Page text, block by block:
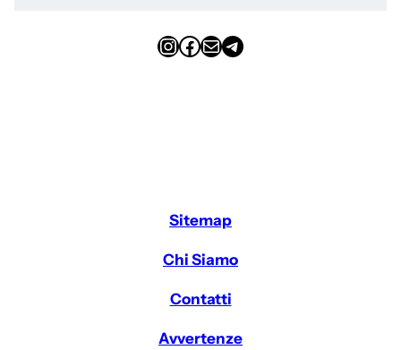
InstagramFacebook Email Telegram
Sitemap
Chi Siamo
Contatti
Avvertenze